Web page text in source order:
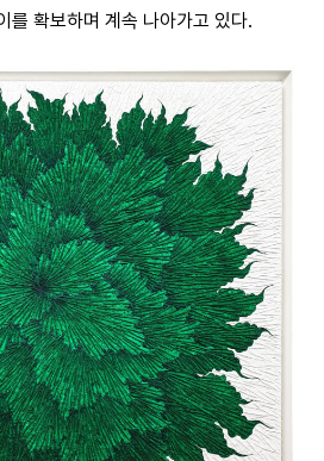
를 확보하며 계속 나아가고 있다.